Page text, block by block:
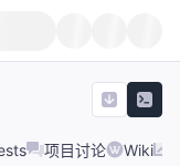
项目讨论 Wiki